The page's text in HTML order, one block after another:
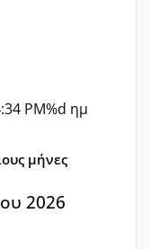
PM%d ημ
μήνες
2026